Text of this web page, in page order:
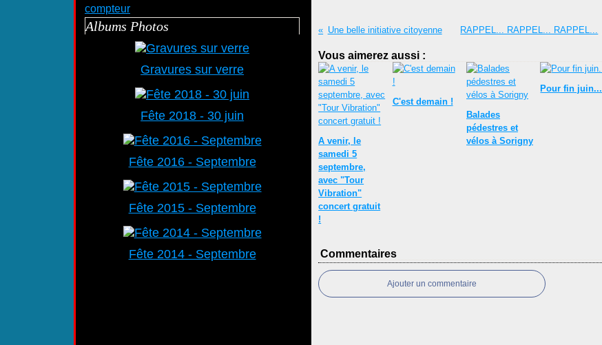
compteur
Albums Photos
Gravures sur verre
Fête 2018 - 30 juin
Fête 2016 - Septembre
Fête 2015 - Septembre
Fête 2014 - Septembre
Une belle initiative citoyenne RAPPEL... RAPPEL... RAPPEL...
Vous aimerez aussi :
A venir, le
samedi 5
septembre,
avec "Tour
Vibration"
concert gratuit
!
C'est demain !
Balades
pédestres et
vélos à Sorigny
Pour fin juin...
Commentaires
Ajouter un commentaire